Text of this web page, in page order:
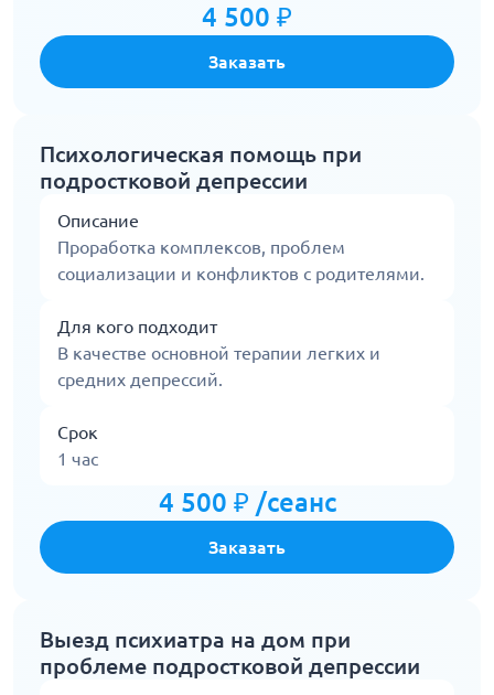
4 500 ₽
Заказать
Психологическая помощь при
подростковой депрессии
Описание
Проработка комплексов, проблем
социализации и конфликтов с родителями.
Для кого подходит
В качестве основной терапии легких и
средних депрессий.
Срок
1 час
4 500 ₽ /сеанс
Заказать
Выезд психиатра на дом при
проблеме подростковой депрессии